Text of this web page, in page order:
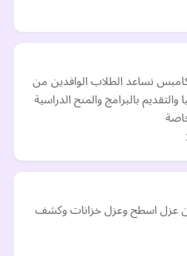
نساعد الطلاب الوافدين من
بالبرامج والمنح الدراسية
عزل اسطح وعزل خزانات وكشف